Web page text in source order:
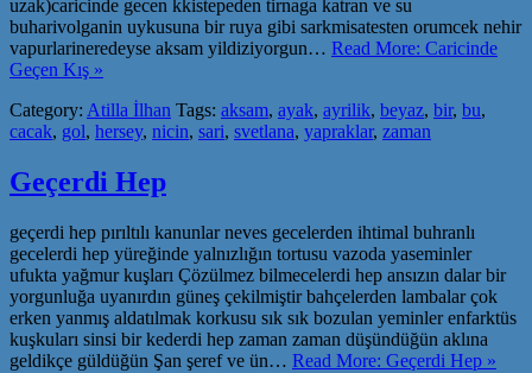
uzak)caricinde gecen kkistepeden tirnaga katran ve su
buharivolganin uykusuna bir ruya gibi sarkmisatesten orumcek nehir
vapurlarineredeyse aksam yildiziyorgun… Read More: Caricinde
Geçen Kış »
Category: Atilla İlhan Tags: aksam, ayak, ayrilik, beyaz, bir, bu,
cacak, gol, hersey, nicin, sari, svetlana, yapraklar, zaman
Geçerdi Hep
geçerdi hep pırıltılı kanunlar neves gecelerden ihtimal buhranlı
gecelerdi hep yüreğinde yalnızlığın tortusu vazoda yaseminler
ufukta yağmur kuşları Çözülmez bilmecelerdi hep ansızın dalar bir
yorgunluğa uyanırdın güneş çekilmiştir bahçelerden lambalar çok
erken yanmış aldatılmak korkusu sık sık bozulan yeminler enfarktüs
kuşkuları sinsi bir kederdi hep zaman zaman düşündüğün aklına
geldikçe güldüğün Şan şeref ve ün… Read More: Geçerdi Hep »